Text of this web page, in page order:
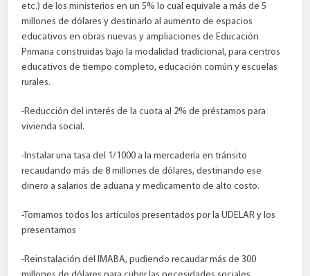
etc.) de los ministerios en un 5% lo cual equivale a más de 5
millones de dólares y destinarlo al aumento de espacios
educativos en obras nuevas y ampliaciones de Educación
Primaria construidas bajo la modalidad tradicional, para centros
educativos de tiempo completo, educación común y escuelas
rurales.
-Reducción del interés de la cuota al 2% de préstamos para
vivienda social.
-Instalar una tasa del 1/1000 a la mercadería en tránsito
recaudando más de 8 millones de dólares, destinando ese
dinero a salarios de aduana y medicamento de alto costo.
-Tomamos todos los artículos presentados por la UDELAR y los
presentamos
-Reinstalación del IMABA, pudiendo recaudar más de 300